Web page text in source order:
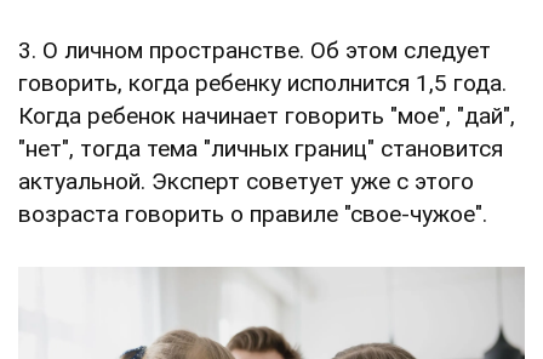
3. О личном пространстве. Об этом следует
говорить, когда ребенку исполнится 1,5 года.
Когда ребенок начинает говорить "мое", "дай",
"нет", тогда тема "личных границ" становится
актуальной. Эксперт советует уже с этого
возраста говорить о правиле "свое-чужое".